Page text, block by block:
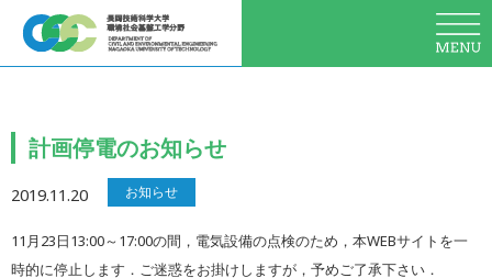
計画停電のお知らせ
2019.11.20 お知らせ
11月23日13:00～17:00の間，電気設備の点検のため，本WEBサイトを一
時的に停止します．ご迷惑をお掛けしますが，予めご了承下さい．